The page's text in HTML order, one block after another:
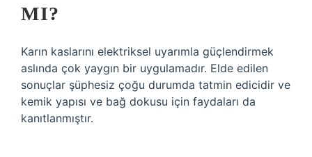
MI?
Karın kaslarını elektriksel uyarımla güçlendirmek
aslında çok yaygın bir uygulamadır. Elde edilen
sonuçlar şüphesiz çoğu durumda tatmin edicidir ve
kemik yapısı ve bağ dokusu için faydaları da
kanıtlanmıştır.